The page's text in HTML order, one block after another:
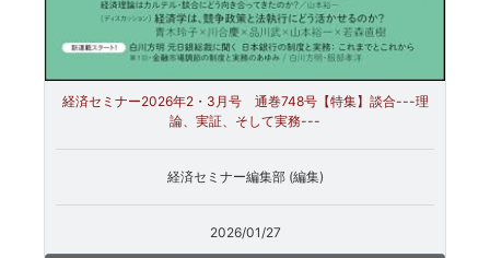
経済セミナー2026年2・3月号 通巻748号【特集】談合---理
論、実証、そして実務---
経済セミナー編集部 (編集)
2026/01/27